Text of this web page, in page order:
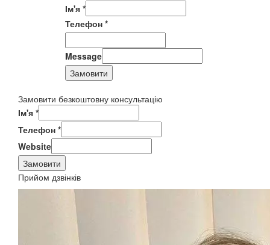
Ім'я *
Телефон *
Message
Замовити
Замовити безкоштовну консультацію
Ім'я *
Телефон *
Website
Замовити
Прийом дзвінків